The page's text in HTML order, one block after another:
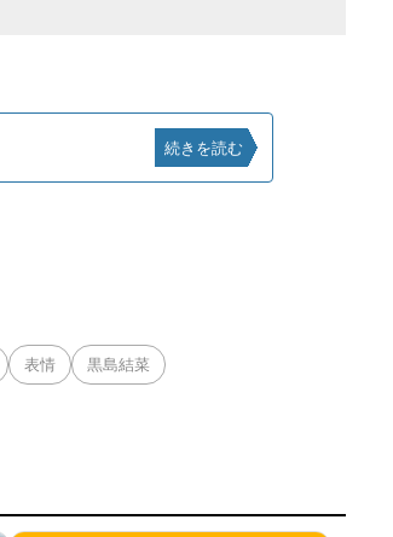
続きを読む
表情 黒島結菜